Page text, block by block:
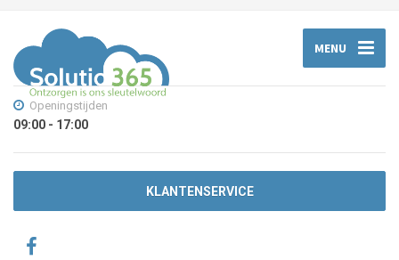
MENU
Openingstijden
09:00 - 17:00
KLANTENSERVICE